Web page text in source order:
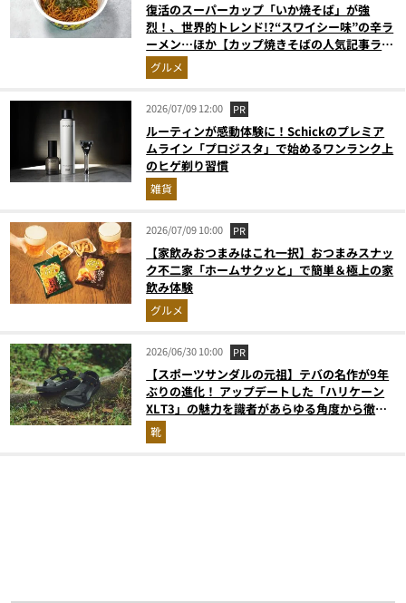
復活のスーパーカップ「いか焼そば」が強
烈！、世界的トレンド!?“スワイシー味”の辛ラ
ーメン…ほか【カップ焼きそばの人気記事ラン
キングベスト3】（2026年5月版）
グルメ
2026/07/09 12:00 PR
ルーティンが感動体験に！Schickのプレミア
ムライン「プロジスタ」で始めるワンランク上
のヒゲ剃り習慣
雑貨
2026/07/09 10:00 PR
【家飲みおつまみはこれ一択】おつまみスナッ
ク不二家「ホームサクッと」で簡単＆極上の家
飲み体験
グルメ
2026/06/30 10:00 PR
【スポーツサンダルの元祖】テバの名作が9年
ぶりの進化！ アップデートした「ハリケーン
XLT3」の魅力を識者があらゆる角度から徹底
解説！
靴